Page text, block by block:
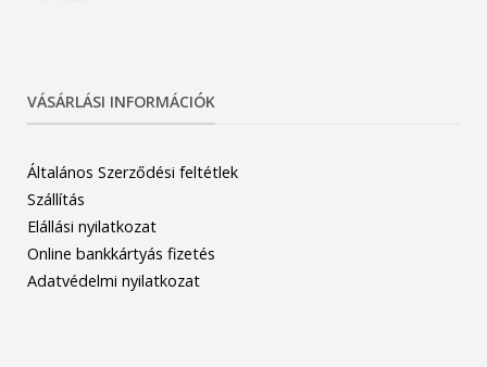
VÁSÁRLÁSI INFORMÁCIÓK
Általános Szerződési feltétlek
Szállítás
Elállási nyilatkozat
Online bankkártyás fizetés
Adatvédelmi nyilatkozat